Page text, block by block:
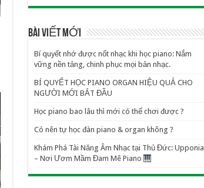
BÀI VIẾT MỚI
Bí quyết nhớ được nốt nhạc khi học piano: Nắm
vững nền tảng, chinh phục mọi bản nhạc.
BÍ QUYẾT HỌC PIANO ORGAN HIỆU QUẢ CHO
NGƯỜI MỚI BẮT ĐẦU
Học piano bao lâu thì mới có thể chơi được ?
Có nên tự học đàn piano & organ không ?
Khám Phá Tài Năng Âm Nhạc tại Thủ Đức: Upponia
– Nơi Ươm Mầm Đam Mê Piano